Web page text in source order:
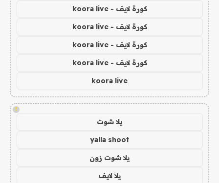
كورة لايف - koora live
كورة لايف - koora live
كورة لايف - koora live
كورة لايف - koora live
koora live
!
يلا شوت
yalla shoot
يلا شوت زون
يلا لايف